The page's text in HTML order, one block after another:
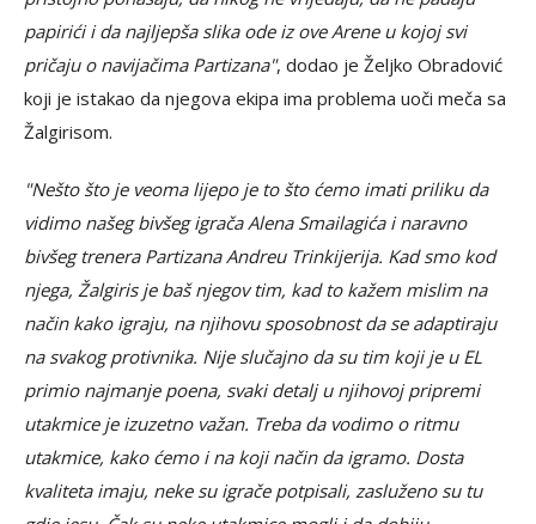
papirići i da najljepša slika ode iz ove Arene u kojoj svi
pričaju o navijačima Partizana", dodao je Željko Obradović
koji je istakao da njegova ekipa ima problema uoči meča sa
Žalgirisom.
"Nešto što je veoma lijepo je to što ćemo imati priliku da
vidimo našeg bivšeg igrača Alena Smailagića i naravno
bivšeg trenera Partizana Andreu Trinkijerija. Kad smo kod
njega, Žalgiris je baš njegov tim, kad to kažem mislim na
način kako igraju, na njihovu sposobnost da se adaptiraju
na svakog protivnika. Nije slučajno da su tim koji je u EL
primio najmanje poena, svaki detalj u njihovoj pripremi
utakmice je izuzetno važan. Treba da vodimo o ritmu
utakmice, kako ćemo i na koji način da igramo. Dosta
kvaliteta imaju, neke su igrače potpisali, zasluženo su tu